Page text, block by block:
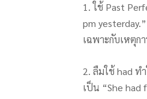
1. ใช้ Past
pm
เฉพาะกับเหตุก
2. ลืมใช้ had ท
เป็น “She had